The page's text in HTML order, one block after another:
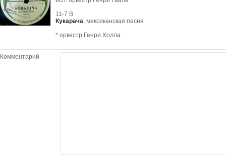
11-7 В
Кукарача, мексиканская песня
* оркестр Генри Холла
Комментарий